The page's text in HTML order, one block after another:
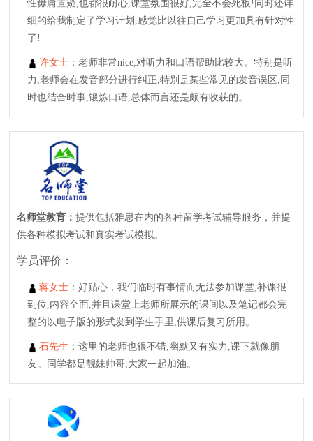
性毋庸置疑,也都很耐心,课堂氛围很好,完全不会死板!同时还详
细的给我制定了学习计划,感觉比以往自己学习更加具有针对性
了!
许女士 ：老师非常nice,对听力和口语帮助比较大。特别是听
力,老师会在发音部分进行纠正,特别是某些常见的发音误区,同
时也结合时事,锻炼口语,总体而言还是颇有收获的。
名师堂教育：提供包括雅思在内的各种留学考试辅导服务，并提
供各种模拟考试和真实考试模拟。
学员评价：
蒋女士 ：好贴心，我们临时有事情而无法参加课堂,补课很
到位,内容全面,并且课堂上老师所展示的课间以及笔记都会完
整的以电子版的形式发到学生手里,供课后复习所用。
石先生 ：这里的老师也很不错,幽默又有实力,课下就像朋
友。同学都是靓妹帅哥,大家一起加油。